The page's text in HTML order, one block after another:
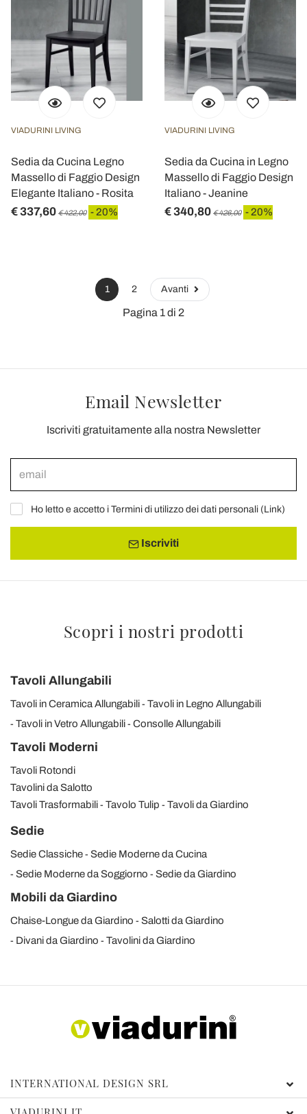
VIADURINI LIVING
Sedia da Cucina Legno
Massello di Faggio Design
Elegante Italiano - Rosita
€ 337,60 € 422,00 - 20%
VIADURINI LIVING
Sedia da Cucina in Legno
Massello di Faggio Design
Italiano - Jeanine
€ 340,80 € 426,00 - 20%
1 2 Avanti
Pagina 1 di 2
Email Newsletter
Iscriviti gratuitamente alla nostra Newsletter
Ho letto e accetto i Termini di utilizzo dei dati personali (Link)
Iscriviti
Scopri i nostri prodotti
Tavoli Allungabili
Tavoli in Ceramica Allungabili
Tavoli in Legno Allungabili
Tavoli in Vetro Allungabili
Consolle Allungabili
Tavoli Moderni
Tavoli Rotondi
Tavolini da Salotto
Tavoli Trasformabili
Tavolo Tulip Tavoli da Giardino
Sedie
Sedie Classiche
Sedie Moderne da Cucina
Sedie Moderne da Soggiorno
Sedie da Giardino
Mobili da Giardino
Chaise-Longue da Giardino
Salotti da Giardino
Divani da Giardino
Tavolini da Giardino
INTERNATIONAL DESIGN SRL